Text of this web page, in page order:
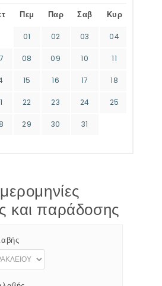
Πεμ Παρ Σαβ Κυρ
01 02 03 04
08 09 10 11
15 16 17 18
22 23 24 25
29 30 31
και παράδοσης